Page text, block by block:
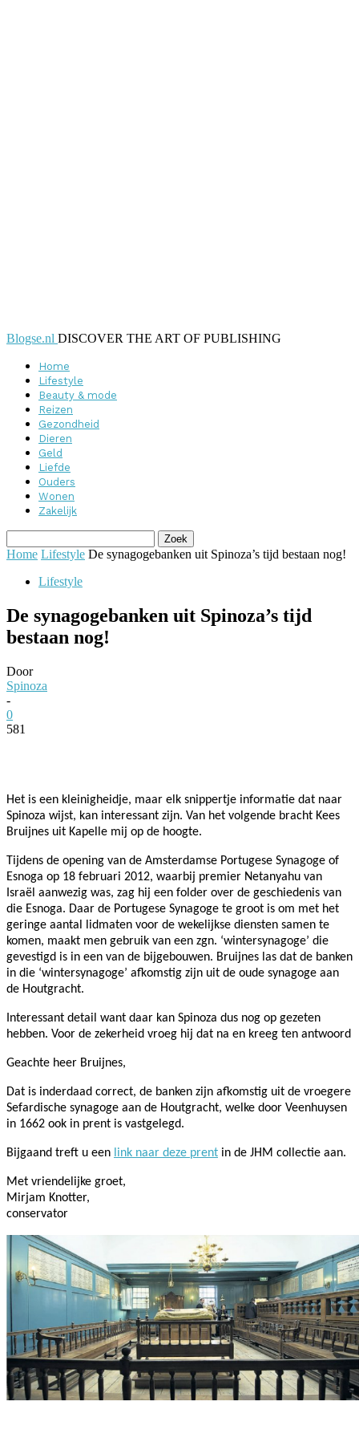
Blogse.nl DISCOVER THE ART OF PUBLISHING
Home
Lifestyle
Beauty & mode
Reizen
Gezondheid
Dieren
Geld
Liefde
Ouders
Wonen
Zakelijk
Home Lifestyle De synagogebanken uit Spinoza’s tijd bestaan nog!
Lifestyle
De synagogebanken uit Spinoza’s tijd
bestaan nog!
Door
Spinoza
-
0
581
Het is een kleinigheidje, maar elk snippertje informatie dat naar
Spinoza wijst, kan interessant zijn. Van het volgende bracht Kees
Bruijnes uit Kapelle mij op de hoogte.
Tijdens de opening van de Amsterdamse Portugese Synagoge of
Esnoga op 18 februari 2012, waarbij premier Netanyahu van
Israël aanwezig was, zag hij een folder over de geschiedenis van
die Esnoga. Daar de Portugese Synagoge te groot is om met het
geringe aantal lidmaten voor de wekelijkse diensten samen te
komen, maakt men gebruik van een zgn. ‘wintersynagoge’ die
gevestigd is in een van de bijgebouwen. Bruijnes las dat de banken
in die ‘wintersynagoge’ afkomstig zijn uit de oude synagoge aan
de Houtgracht.
Interessant detail want daar kan Spinoza dus nog op gezeten
hebben. Voor de zekerheid vroeg hij dat na en kreeg ten antwoord
Geachte heer Bruijnes,
Dat is inderdaad correct, de banken zijn afkomstig uit de vroegere
Sefardische synagoge aan de Houtgracht, welke door Veenhuysen
in 1662 ook in prent is vastgelegd.
Bijgaand treft u een link naar deze prent in de JHM collectie aan.
Met vriendelijke groet,
Mirjam Knotter,
conservator